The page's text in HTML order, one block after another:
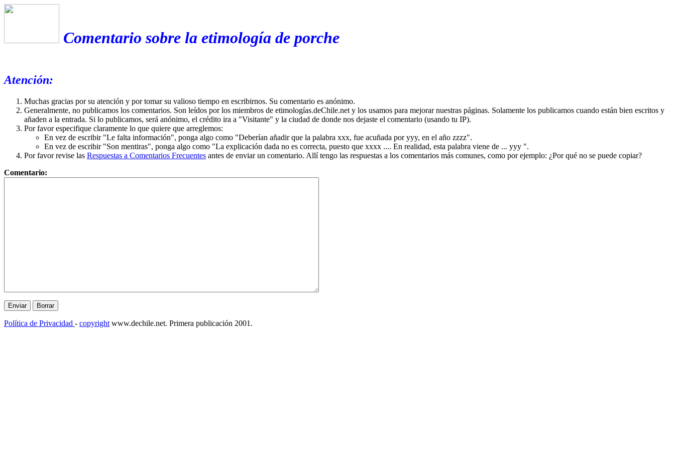
Comentario sobre la etimología de porche
Atención:
Muchas gracias por su atención y por tomar su valioso tiempo en escribirnos. Su comentario es anónimo.
Generalmente, no publicamos los comentarios. Son leídos por los miembros de etimologías.deChile.net y los usamos para mejorar nuestras páginas. Solamente los publicamos cuando están bien escritos y
añaden a la entrada. Si lo publicamos, será anónimo, el crédito ira a "Visitante" y la ciudad de donde nos dejaste el comentario (usando tu IP).
Por favor especifique claramente lo que quiere que arreglemos:
En vez de escribir "Le falta información", ponga algo como "Deberían añadir que la palabra xxx, fue acuñada por yyy, en el año zzzz".
En vez de escribir "Son mentiras", ponga algo como "La explicación dada no es correcta, puesto que xxxx .... En realidad, esta palabra viene de ... yyy ".
Por favor revise las Respuestas a Comentarios Frecuentes antes de enviar un comentario. Allí tengo las respuestas a los comentarios más comunes, como por ejemplo: ¿Por qué no se puede copiar?
Comentario:
Política de Privacidad - copyright www.dechile.net. Primera publicación 2001.